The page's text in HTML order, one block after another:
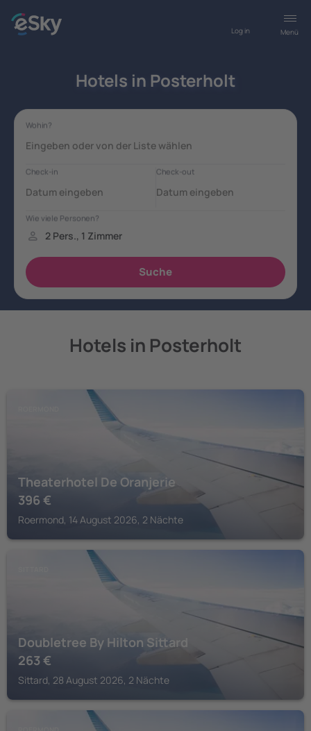
Menü
Log in
Hotels in Posterholt
Hotels in Posterholt
Theaterhotel De Oranjerie
396 €
Roermond, 14 August 2026, 2 Nächte
Doubletree By Hilton Sittard
263 €
Sittard, 28 August 2026, 2 Nächte